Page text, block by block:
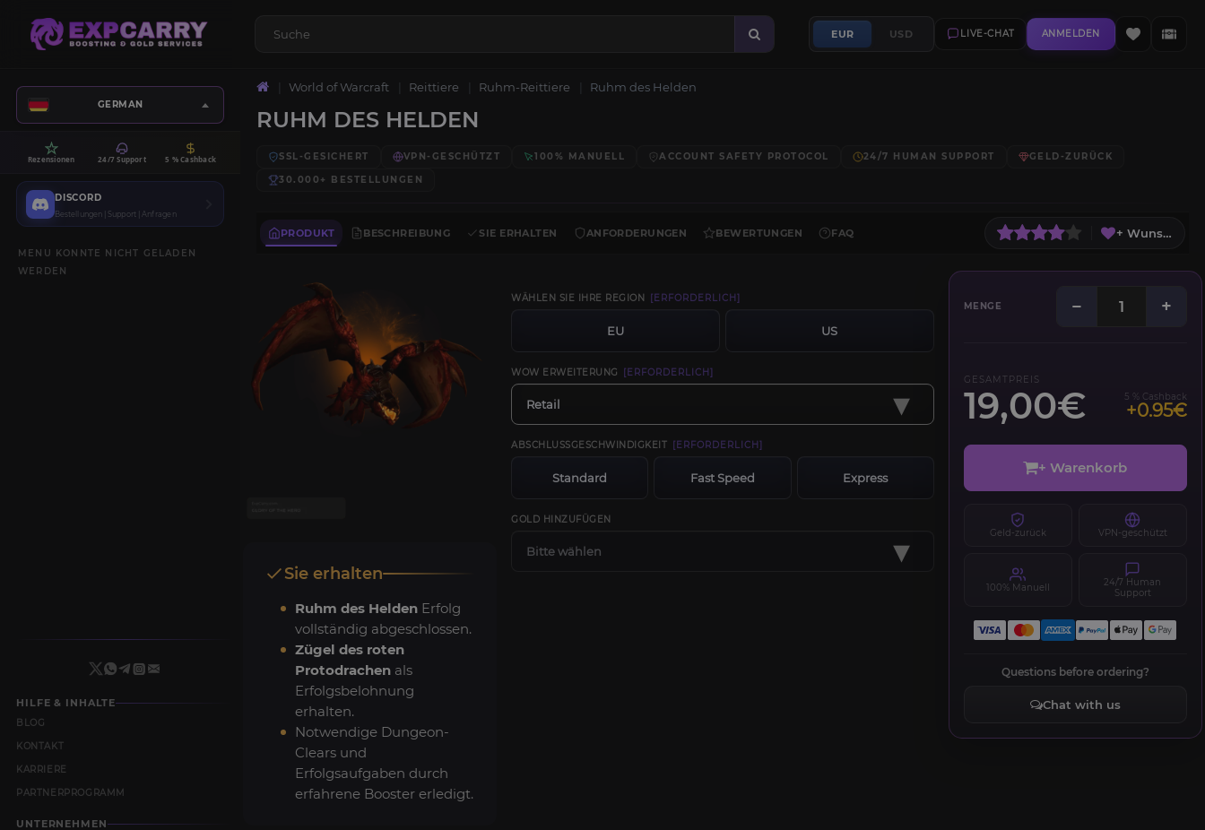
EUR USD LIVE-CHAT ANMELDEN
GERMAN
Rezensionen 24/7 Support 5 % Cashback
DISCORD
Bestellungen | Support | Anfragen
MENU KONNTE NICHT GELADEN
WERDEN
HILFE & INHALTE
BLOG
KONTAKT
KARRIERE
PARTNERPROGRAMM
UNTERNEHMEN
World of Warcraft Reittiere Ruhm-Reittiere Ruhm des Helden
RUHM DES HELDEN
SSL-GESICHERT VPN-GESCHÜTZT 100% MANUELL ACCOUNT SAFETY PROTOCOL 24/7 HUMAN SUPPORT
GELD-ZURÜCK
30.000+
BESTELLUNGEN
PRODUKT BESCHREIBUNG SIE ERHALTEN ANFORDERUNGEN BEWERTUNGEN FAQ + Wunschliste
WÄHLEN SIE IHRE REGION [ERFORDERLICH]
EU US
WOW ERWEITERUNG [ERFORDERLICH]
Retail ▾
ABSCHLUSSGESCHWINDIGKEIT [ERFORDERLICH]
Standard Fast Speed Express
GOLD HINZUFÜGEN
Bitte wählen ▾
MENGE − +
GESAMTPREIS
19,00€ 5 % Cashback
+0.95€
+ Warenkorb
Geld-zurück VPN-geschützt
100% Manuell
24/7 Human
Support
Questions before ordering?
Chat with us
Sie erhalten
Ruhm des Helden Erfolg
vollständig abgeschlossen.
Zügel des roten
Protodrachen als
Erfolgsbelohnung
erhalten.
Notwendige Dungeon-
Clears und
Erfolgsaufgaben durch
erfahrene Booster erledigt.